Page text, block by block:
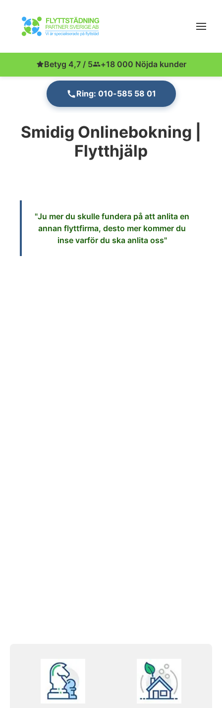
Betyg 4,7 / 5 +18 000 Nöjda kunder
Ring: 010-585 58 01
Smidig Onlinebokning |
Flytthjälp
"Ju mer du skulle fundera på att anlita en
annan flyttfirma, desto mer kommer du
inse varför du ska anlita oss"